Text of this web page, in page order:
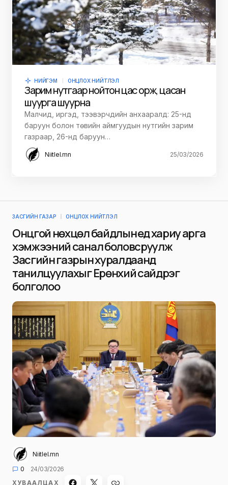
НИЙГЭМ ОНЦЛОХ НИЙТЛЭЛ
Зарим нутгаар нойтон цас орж, цасан
шуурга шуурна
Малчид, иргэд, тээвэрчдийн анхааралд: 25-нд
баруун болон төвийн аймгуудын нутгийн зарим
газраар, 26-нд баруун…
Niitlel.mn 25/03/2026
ЗАСГИЙН ГАЗАР ОНЦЛОХ НИЙТЛЭЛ
Онцгой нөхцөл байдлын үед хариу арга
хэмжээний санал боловсруулж
Засгийн газрын хуралдаанд
танилцуулахыг Ерөнхий сайд үүрэг
болголоо
Niitlel.mn
0
24/03/2026
ХУВААЛЦАХ